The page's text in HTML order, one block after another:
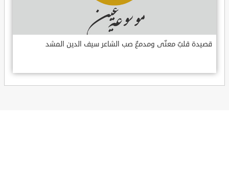
قصيدة قلبٌ معنّى ومدمعٌ صب الشاعر سيف الدين المشد